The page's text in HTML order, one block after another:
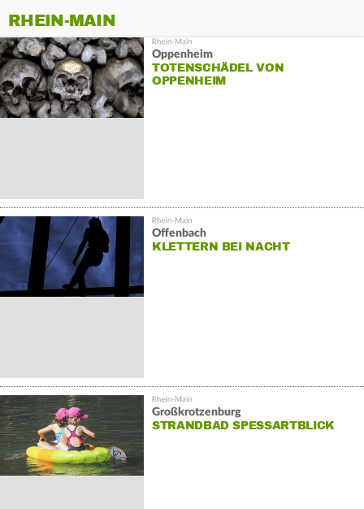
RHEIN-MAIN
Oppenheim
TOTENSCHÄDEL VON
OPPENHEIM
Offenbach
KLETTERN BEI NACHT
Großkrotzenburg
STRANDBAD SPESSARTBLICK